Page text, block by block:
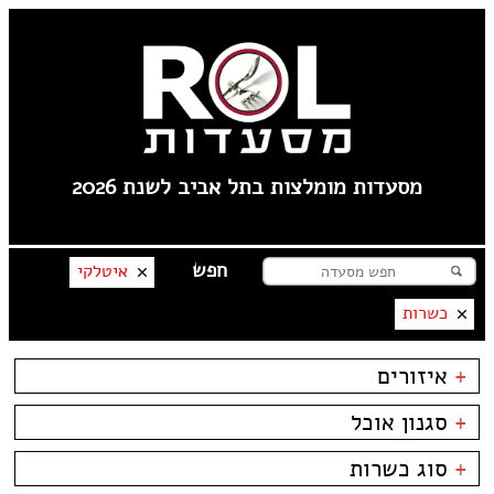
מסעדות מומלצות בתל אביב לשנת 2026
איטלקי
כשרות
+ איזורים
קרליבך
צפון ישן
צהלה
שוק הפשפשים
+ סגנון אוכל
בשרים
דגים
ביסטרו
+ סוג כשרות